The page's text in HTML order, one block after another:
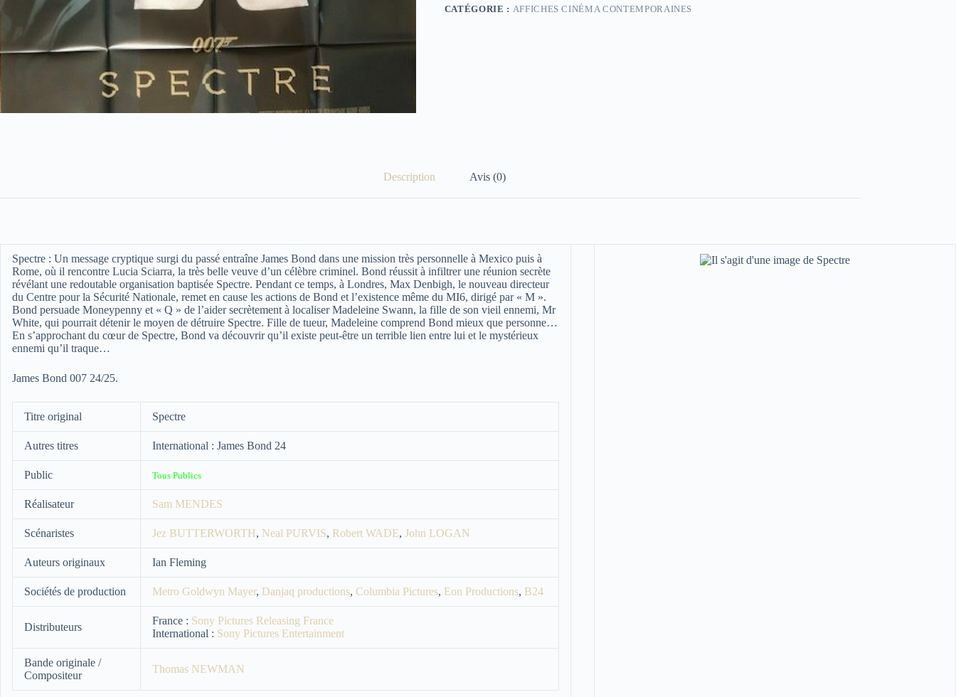
CATÉGORIE : AFFICHES CINÉMA CONTEMPORAINES
Description Avis (0)
Spectre : Un message cryptique surgi du passé entraîne James Bond dans une mission très personnelle à Mexico puis à
Rome, où il rencontre Lucia Sciarra, la très belle veuve d’un célèbre criminel. Bond réussit à infiltrer une réunion secrète
révélant une redoutable organisation baptisée Spectre. Pendant ce temps, à Londres, Max Denbigh, le nouveau directeur
du Centre pour la Sécurité Nationale, remet en cause les actions de Bond et l’existence même du MI6, dirigé par « M ».
Bond persuade Moneypenny et « Q » de l’aider secrètement à localiser Madeleine Swann, la fille de son vieil ennemi, Mr
White, qui pourrait détenir le moyen de détruire Spectre. Fille de tueur, Madeleine comprend Bond mieux que personne…
En s’approchant du cœur de Spectre, Bond va découvrir qu’il existe peut-être un terrible lien entre lui et le mystérieux
ennemi qu’il traque…
James Bond 007 24/25.
Titre original Spectre
Autres titres International : James Bond 24
Public Tous Publics
Réalisateur Sam MENDES
Scénaristes Jez BUTTERWORTH, Neal PURVIS, Robert WADE, John LOGAN
Auteurs originaux Ian Fleming
Sociétés de production Metro Goldwyn Mayer, Danjaq productions, Columbia Pictures, Eon Productions, B24
Distributeurs
France : Sony Pictures Releasing France
International : Sony Pictures Entertainment
Bande originale /
Compositeur
Thomas NEWMAN